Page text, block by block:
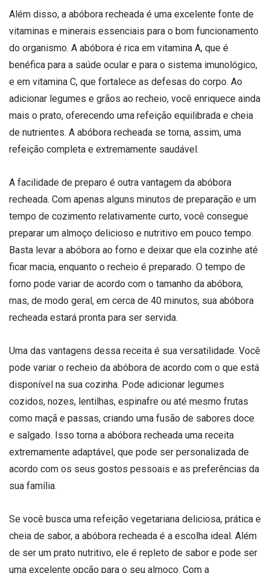
Além disso, a abóbora recheada é uma excelente fonte de
vitaminas e minerais essenciais para o bom funcionamento
do organismo. A abóbora é rica em vitamina A, que é
benéfica para a saúde ocular e para o sistema imunológico,
e em vitamina C, que fortalece as defesas do corpo. Ao
adicionar legumes e grãos ao recheio, você enriquece ainda
mais o prato, oferecendo uma refeição equilibrada e cheia
de nutrientes. A abóbora recheada se torna, assim, uma
refeição completa e extremamente saudável.
A facilidade de preparo é outra vantagem da abóbora
recheada. Com apenas alguns minutos de preparação e um
tempo de cozimento relativamente curto, você consegue
preparar um almoço delicioso e nutritivo em pouco tempo.
Basta levar a abóbora ao forno e deixar que ela cozinhe até
ficar macia, enquanto o recheio é preparado. O tempo de
forno pode variar de acordo com o tamanho da abóbora,
mas, de modo geral, em cerca de 40 minutos, sua abóbora
recheada estará pronta para ser servida.
Uma das vantagens dessa receita é sua versatilidade. Você
pode variar o recheio da abóbora de acordo com o que está
disponível na sua cozinha. Pode adicionar legumes
cozidos, nozes, lentilhas, espinafre ou até mesmo frutas
como maçã e passas, criando uma fusão de sabores doce
e salgado. Isso torna a abóbora recheada uma receita
extremamente adaptável, que pode ser personalizada de
acordo com os seus gostos pessoais e as preferências da
sua família.
Se você busca uma refeição vegetariana deliciosa, prática e
cheia de sabor, a abóbora recheada é a escolha ideal. Além
de ser um prato nutritivo, ele é repleto de sabor e pode ser
uma excelente opção para o seu almoço. Com a